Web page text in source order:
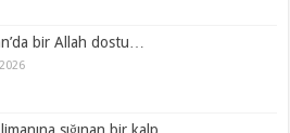
bir Allah dostu…